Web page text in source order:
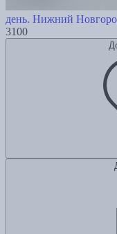
день. Нижний
3100